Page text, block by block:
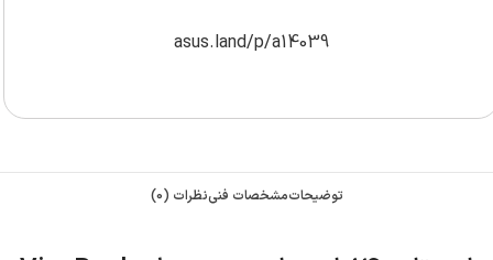
asus.land/p/a14039
توضیحاتمشخصات فنینظرات (0)